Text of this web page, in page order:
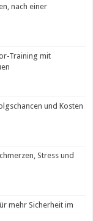
nach einer
Training mit
und Kosten
Stress und
mehr Sicherheit im